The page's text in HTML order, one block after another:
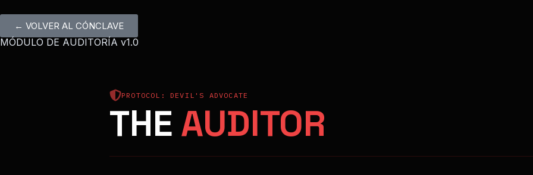
← VOLVER AL CÓNCLAVE
MÓDULO DE AUDITORÍA v1.0
PROTOCOL: DEVIL'S ADVOCATE
THE AUDITOR